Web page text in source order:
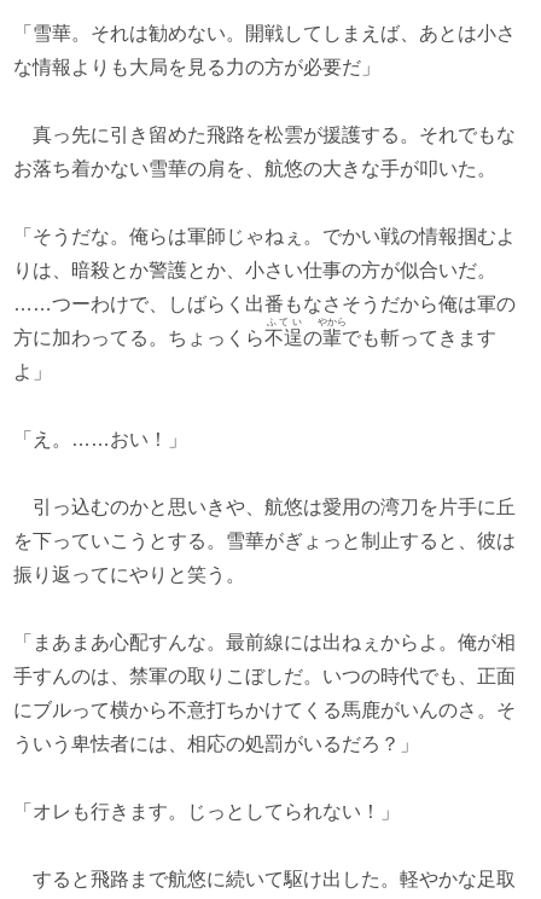
「雪華。それは勧めない。開戦してしまえば、あとは小さ
な情報よりも大局を見る力の方が必要だ」
真っ先に引き留めた飛路を松雲が援護する。それでもな
お落ち着かない雪華の肩を、航悠の大きな手が叩いた。
「そうだな。俺らは軍師じゃねぇ。でかい戦の情報掴むよ
りは、暗殺とか警護とか、小さい仕事の方が似合いだ。
……つーわけで、しばらく出番もなさそうだから俺は軍の
方に加わってる。ちょっくら不逞
ふてい
の輩
やから
でも斬ってきます
よ」
「え。……おい！」
引っ込むのかと思いきや、航悠は愛用の湾刀を片手に丘
を下っていこうとする。雪華がぎょっと制止すると、彼は
振り返ってにやりと笑う。
「まあまあ心配すんな。最前線には出ねぇからよ。俺が相
手すんのは、禁軍の取りこぼしだ。いつの時代でも、正面
にブルって横から不意打ちかけてくる馬鹿がいんのさ。そ
ういう卑怯者には、相応の処罰がいるだろ？」
「オレも行きます。じっとしてられない！」
すると飛路まで航悠に続いて駆け出した。軽やかな足取